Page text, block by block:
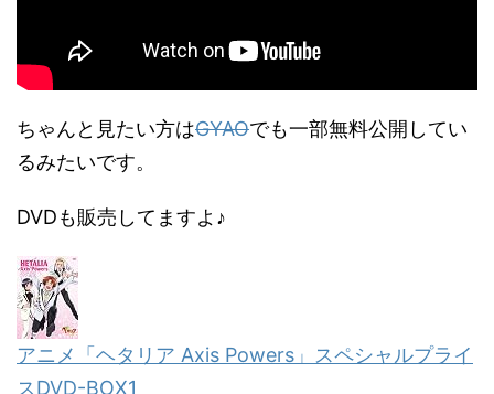
ちゃんと見たい方はGYAOでも一部無料公開してい
るみたいです。
DVDも販売してますよ♪
アニメ「ヘタリア Axis Powers」スペシャルプライ
スDVD-BOX1